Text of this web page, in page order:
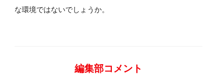
な環境ではないでしょうか。
編集部コメント